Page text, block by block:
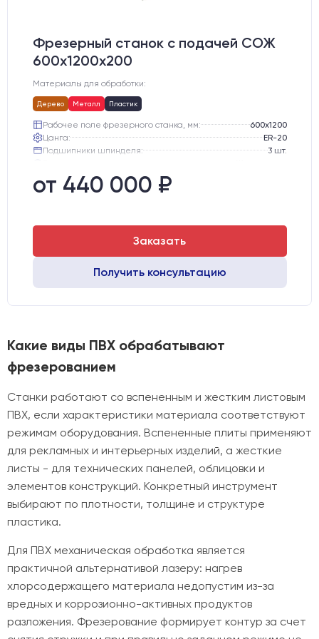
Фрезерный станок с подачей СОЖ
600х1200х200
Материалы для обработки:
Дерево Металл Пластик
Рабочее поле фрезерного станка, мм:
600х1200
Цанга:
ER-20
Подшипники шпинделя:
3 шт.
Двигатели:
от 440 000 ₽
Заказать
Получить консультацию
Какие виды ПВХ обрабатывают
фрезерованием
Станки работают со вспененным и жестким листовым
ПВХ, если характеристики материала соответствуют
режимам оборудования. Вспененные плиты применяют
для рекламных и интерьерных изделий, а жесткие
листы - для технических панелей, облицовки и
элементов конструкций. Конкретный инструмент
выбирают по плотности, толщине и структуре
пластика.
Для ПВХ механическая обработка является
практичной альтернативой лазеру: нагрев
хлорсодержащего материала недопустим из-за
вредных и коррозионно-активных продуктов
разложения. Фрезерование формирует контур за счет